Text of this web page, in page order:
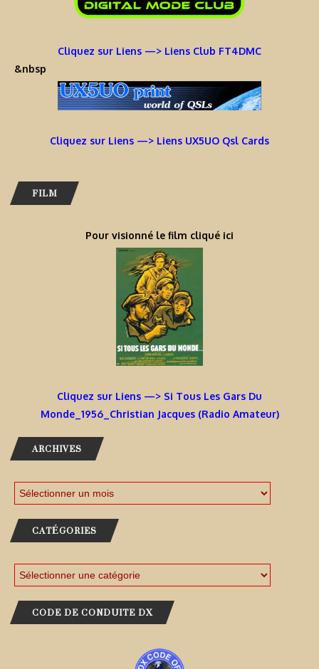
Cliquez sur Liens —> Liens Club FT4DMC
&nbsp
Cliquez sur Liens —> Liens UX5UO Qsl Cards
FILM
Pour visionné le film cliqué ici
Cliquez sur Liens —> Si Tous Les Gars Du
Monde_1956_Christian Jacques (Radio Amateur)
ARCHIVES
CATÉGORIES
CODE DE CONDUITE DX